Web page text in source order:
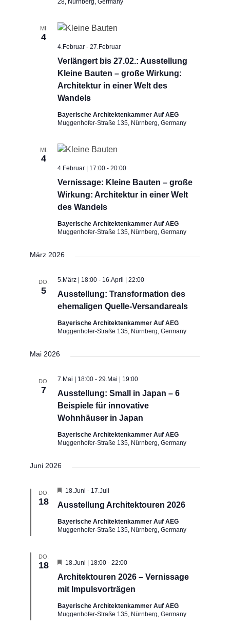
28, Nürnberg, Germany
MI.
4
Verlängert bis 27.02.: Ausstellung
Kleine Bauten – große Wirkung:
Architektur in einer Welt des
Wandels
4.Februar -27.Februar
Bayerische Architektenkammer Auf AEG
Muggenhofer-Straße 135, Nürnberg, Germany
MI.
4
Vernissage: Kleine Bauten – große
Wirkung: Architektur in einer Welt
des Wandels
4.Februar | 17:00 -20:00
Bayerische Architektenkammer Auf AEG
Muggenhofer-Straße 135, Nürnberg, Germany
März 2026
DO.
5
Ausstellung: Transformation des
ehemaligen Quelle-Versandareals
5.März | 18:00 - 16.April | 22:00
Bayerische Architektenkammer Auf AEG
Muggenhofer-Straße 135, Nürnberg, Germany
Mai 2026
DO.
7
Ausstellung: Small in Japan – 6
Beispiele für innovative
Wohnhäuser in Japan
7.Mai | 18:00 -29.Mai | 19:00
Bayerische Architektenkammer Auf AEG
Muggenhofer-Straße 135, Nürnberg, Germany
Juni 2026
DO.
18 Ausstellung Architektouren 2026
Hervorgehoben
18.Juni - 17.Juli
Bayerische Architektenkammer Auf AEG
Muggenhofer-Straße 135, Nürnberg, Germany
DO.
18
Architektouren 2026 – Vernissage
mit Impulsvorträgen
Hervorgehoben
18.Juni | 18:00 -22:00
Bayerische Architektenkammer Auf AEG
Muggenhofer-Straße 135, Nürnberg, Germany